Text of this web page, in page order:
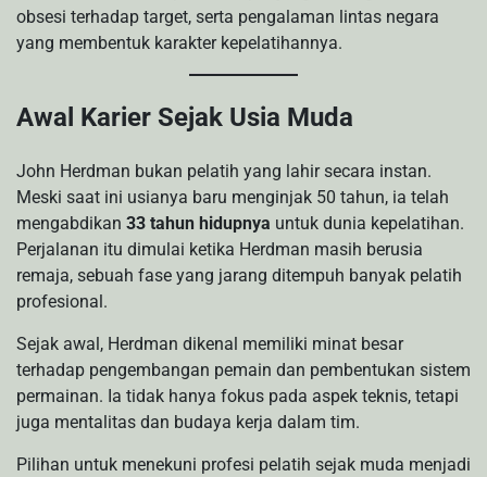
obsesi terhadap target, serta pengalaman lintas negara
yang membentuk karakter kepelatihannya.
Awal Karier Sejak Usia Muda
John Herdman bukan pelatih yang lahir secara instan.
Meski saat ini usianya baru menginjak 50 tahun, ia telah
mengabdikan 33 tahun hidupnya untuk dunia kepelatihan.
Perjalanan itu dimulai ketika Herdman masih berusia
remaja, sebuah fase yang jarang ditempuh banyak pelatih
profesional.
Sejak awal, Herdman dikenal memiliki minat besar
terhadap pengembangan pemain dan pembentukan sistem
permainan. Ia tidak hanya fokus pada aspek teknis, tetapi
juga mentalitas dan budaya kerja dalam tim.
Pilihan untuk menekuni profesi pelatih sejak muda menjadi